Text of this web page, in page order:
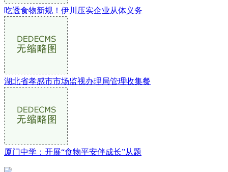
吃透食物新规！伊川压实企业从体义务
湖北省孝感市市场监视办理局管理收集餐
厦门中学：开展“食物平安伴成长”从题